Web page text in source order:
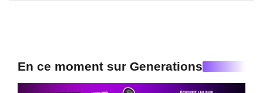
En ce moment sur Generations